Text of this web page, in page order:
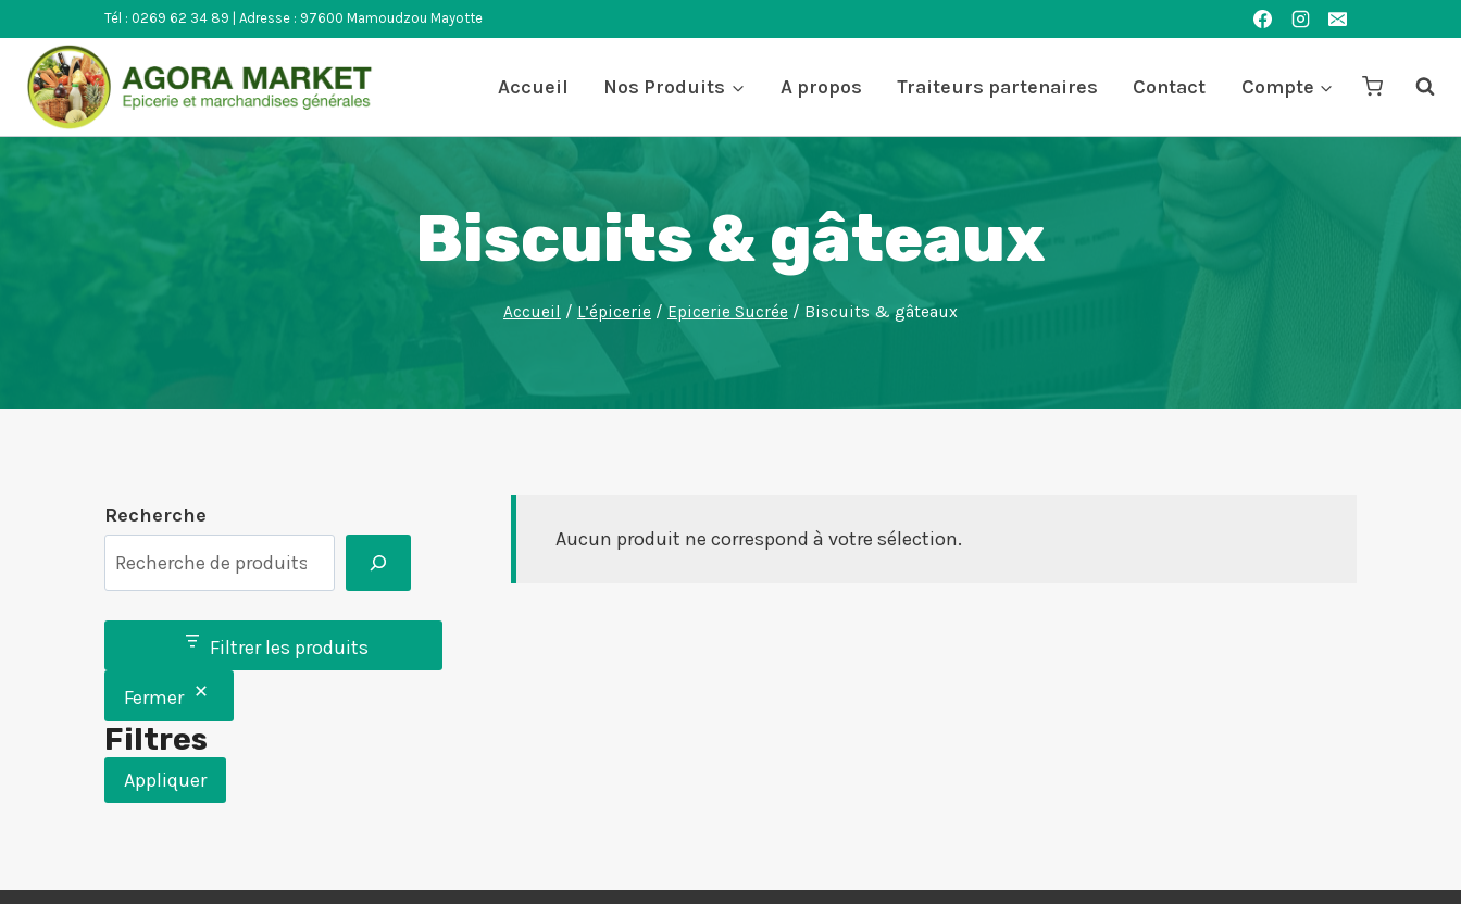
contenu
Tél : 0269 62 34 89 | Adresse : 97600 Mamoudzou Mayotte
Accueil Nos Produits A propos Traiteurs partenaires Contact Compte
Biscuits & gâteaux
Accueil / L’épicerie / Epicerie Sucrée / Biscuits & gâteaux
Aucun produit ne correspond à votre sélection.
Recherche
Filtrer les produits
Fermer
Filtres
Appliquer